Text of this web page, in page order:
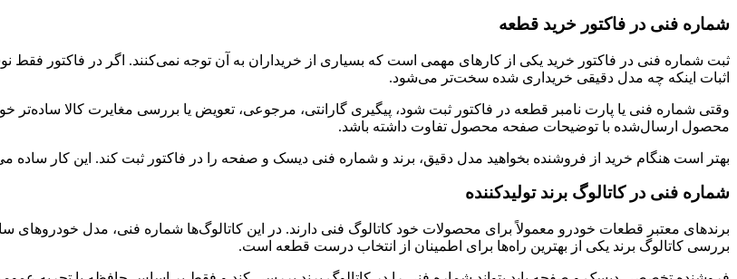
شماره فنی در فاکتور خرید قطعه
ثبت شماره فنی در فاکتور خرید یکی از کارهای مهمی است که بسیاری از خریداران به آن توجه نمی‌کنند. اگر در فاکتور
اثبات اینکه چه مدل دقیقی خریداری شده سخت‌تر می‌شود.
وقتی شماره فنی یا پارت نامبر قطعه در فاکتور ثبت شود، پیگیری گارانتی، مرجوعی، تعویض یا بررسی مغایرت کالا
محصول ارسال‌شده با توضیحات صفحه محصول تفاوت داشته باشد.
بهتر است هنگام خرید از فروشنده بخواهید مدل دقیق، برند و شماره فنی دیسک و صفحه را در فاکتور ثبت کند. این کار ساده
شماره فنی در کاتالوگ برند تولیدکننده
برندهای معتبر قطعات خودرو معمولاً برای محصولات خود کاتالوگ فنی دارند. در این کاتالوگ‌ها شماره فنی، مدل
بررسی کاتالوگ برند یکی از بهترین راه‌ها برای اطمینان از انتخاب درست قطعه است.